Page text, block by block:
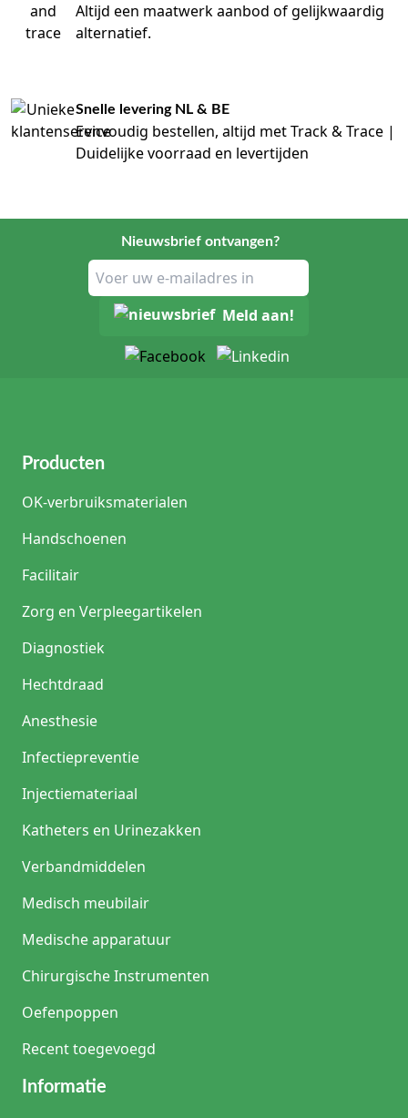
Altijd een maatwerk aanbod of gelijkwaardig
alternatief.
Snelle levering NL & BE
Eenvoudig bestellen, altijd met Track & Trace |
Duidelijke voorraad en levertijden
Nieuwsbrief ontvangen?
Meld aan!
Producten
OK-verbruiksmaterialen
Handschoenen
Facilitair
Zorg en Verpleegartikelen
Diagnostiek
Hechtdraad
Anesthesie
Infectiepreventie
Injectiemateriaal
Katheters en Urinezakken
Verbandmiddelen
Medisch meubilair
Medische apparatuur
Chirurgische Instrumenten
Oefenpoppen
Recent toegevoegd
Informatie